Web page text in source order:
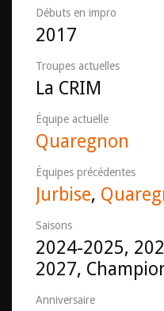
Débuts en impro
2017
Troupes actuelles
La CRIM
Équipe actuelle
Quaregnon
Équipes précédentes
Jurbise,
Saisons
2024-2025,
2027,
Anniversaire